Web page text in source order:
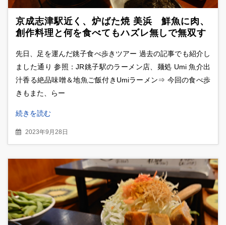
京成志津駅近く、炉ばた焼 美浜 鮮魚に肉、
創作料理と何を食べてもハズレ無しで無双す
先日、足を運んだ銚子食べ歩きツアー 過去の記事でも紹介し
ました通り 参照：JR銚子駅のラーメン店、麺処 Umi 魚介出
汁香る絶品味噌＆地魚ご飯付きUmiラーメン⇒ 今回の食べ歩
きもまた、らー
続きを読む
2023年9月28日